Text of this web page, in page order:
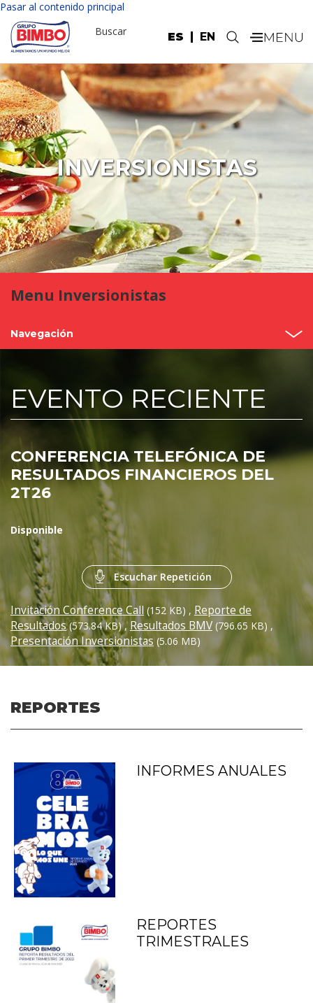
Pasar al contenido principal
ES EN
Buscar .
INVERSIONISTAS
Menu Inversionistas
Navegación
¿Quiénes somos?
Valor Bimbo
Eventos y Presentaciones
Cobertura de analistas
Gobierno Corporativo
Reportes
Contacto
EVENTO RECIENTE
CONFERENCIA TELEFÓNICA DE
RESULTADOS FINANCIEROS DEL
2T26
Disponible
Escuchar Repetición
Invitación Conference Call (152 KB) , Reporte de
Resultados (573.84 KB),Resultados BMV (796.65 KB) ,
Presentación Inversionistas (5.06 MB)
REPORTES
INFORMES ANUALES
REPORTES
TRIMESTRALES